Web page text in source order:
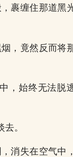
裹缠住那道黑
，竟然反而将
，始终无法脱
。
消失在空气中